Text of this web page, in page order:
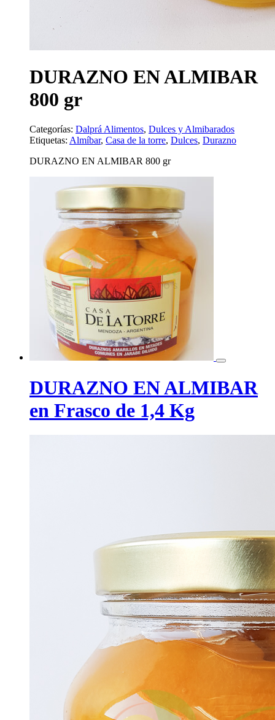
DURAZNO EN ALMIBAR
800 gr
Categorías: Dalprá Alimentos, Dulces y Almibarados
Etiquetas: Almíbar, Casa de la torre, Dulces, Durazno
DURAZNO EN ALMIBAR 800 gr
DURAZNO EN ALMIBAR
en Frasco de 1,4 Kg